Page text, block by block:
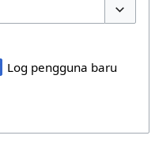
Log pengguna baru